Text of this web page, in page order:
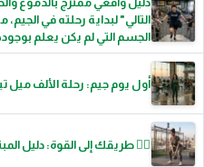
الجسم التي لم يكن يعلم
أول يوم جيم: رحلة الألف ميل
🏋️‍♂️ طريقك إلى القوة: دليل